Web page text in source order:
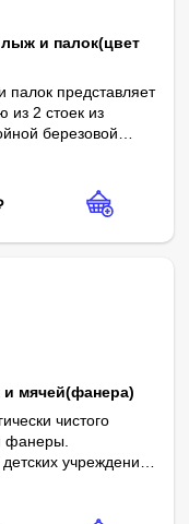
стороны)
и палок(цвет
представляет
из 2 стоек из
березовой
мебельными.
порошкового
лак в 2
стороны)
и мячей(фанера)
чистого
фанеры.
учреждениях
прочнее иразмерах; высота
окантованы
для хранения игрушек
лак в 2 слоя